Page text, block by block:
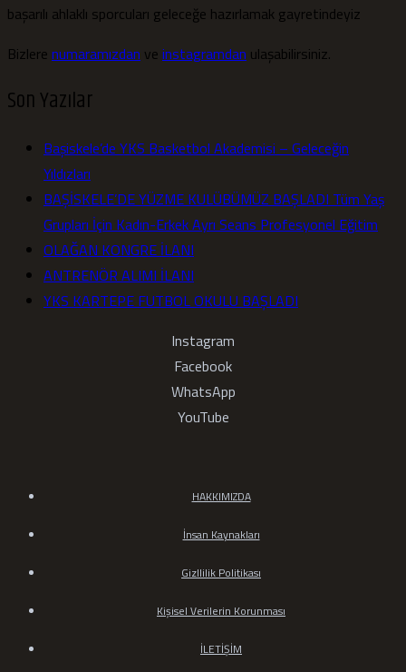
başarılı ahlaklı sporcuları geleceğe hazırlamak gayretindeyiz
Bizlere numaramızdan ve instagramdan ulaşabilirsiniz.
Son Yazılar
Başiskele’de YKS Basketbol Akademisi – Geleceğin
Yıldızları
BAŞİSKELE’DE YÜZME KULÜBÜMÜZ BAŞLADI Tüm Yaş
Grupları İçin Kadın-Erkek Ayrı Seans Profesyonel Eğitim
OLAĞAN KONGRE İLANI
ANTRENÖR ALIMI İLANI
YKS KARTEPE FUTBOL OKULU BAŞLADI
Instagram
Facebook
WhatsApp
YouTube
HAKKIMIZDA
İnsan Kaynakları
Gizllilik Politikası
Kişisel Verilerin Korunması
İLETİŞİM